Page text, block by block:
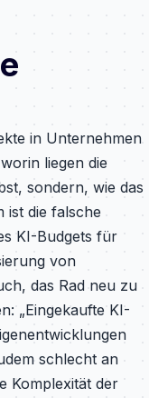
in Unternehmen
liegen die
sondern, wie das
ist die falsche
KI-Budgets für
von
das Rad neu zu
„Eingekaufte KI-
schlecht an
Komplexität der